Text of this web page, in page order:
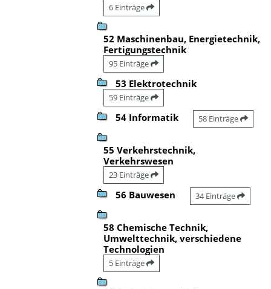
6 Einträge
52 Maschinenbau, Energietechnik,
Fertigungstechnik
95 Einträge
53 Elektrotechnik
59 Einträge
54 Informatik 58 Einträge
55 Verkehrstechnik,
Verkehrswesen
23 Einträge
56 Bauwesen 34 Einträge
58 Chemische Technik,
Umwelttechnik, verschiedene
Technologien
5 Einträge